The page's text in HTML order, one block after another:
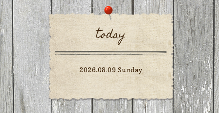
today
2026.08.09 Sunday